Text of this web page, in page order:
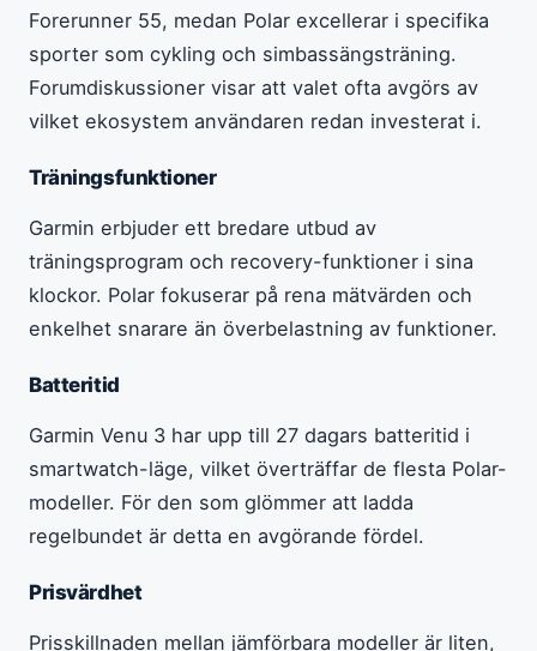
Forerunner 55, medan Polar excellerar i specifika
sporter som cykling och simbassängsträning.
Forumdiskussioner visar att valet ofta avgörs av
vilket ekosystem användaren redan investerat i.
Träningsfunktioner
Garmin erbjuder ett bredare utbud av
träningsprogram och recovery-funktioner i sina
klockor. Polar fokuserar på rena mätvärden och
enkelhet snarare än överbelastning av funktioner.
Batteritid
Garmin Venu 3 har upp till 27 dagars batteritid i
smartwatch-läge, vilket överträffar de flesta Polar-
modeller. För den som glömmer att ladda
regelbundet är detta en avgörande fördel.
Prisvärdhet
Prisskillnaden mellan jämförbara modeller är liten,